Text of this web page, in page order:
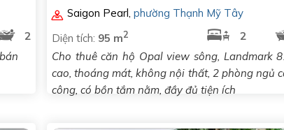
2
Saigon Pearl, phường Thạnh Mỹ Tây
Diện tích: 95 m2 2
Cho thuê căn hộ Opal view sông, Landmark
cao, thoáng mát, không nội thất, 2 phòng ngủ
công, có bồn tắm nằm, đầy đủ tiện ích